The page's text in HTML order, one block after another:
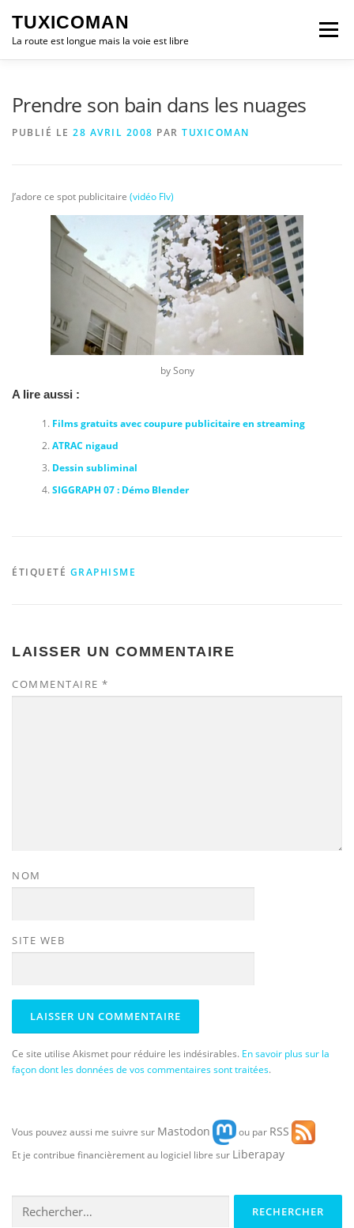
contenu
TUXICOMAN
La route est longue mais la voie est libre
Menu
Prendre son bain dans les nuages
PUBLIÉ LE 28 AVRIL 2008 PAR TUXICOMAN
J’adore ce spot publicitaire (vidéo Flv)
by Sony
A lire aussi :
Films gratuits avec coupure publicitaire en streaming
ATRAC nigaud
Dessin subliminal
SIGGRAPH 07 : Démo Blender
ÉTIQUETÉ GRAPHISME
LAISSER UN COMMENTAIRE
COMMENTAIRE *
NOM
SITE WEB
Ce site utilise Akismet pour réduire les indésirables. En savoir plus sur la
façon dont les données de vos commentaires sont traitées.
Vous pouvez aussi me suivre sur Mastodon ou par RSS
Et je contribue financièrement au logiciel libre sur Liberapay